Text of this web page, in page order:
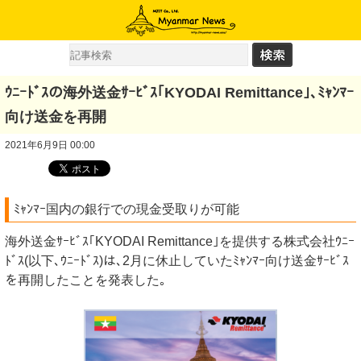
ｳﾆｰﾄﾞｽの海外送金ｻｰﾋﾞｽ｢KYODAI Remittance｣､ﾐｬﾝﾏｰ
向け送金を再開
2021年6月9日 00:00
ﾐｬﾝﾏｰ国内の銀行での現金受取りが可能
海外送金ｻｰﾋﾞｽ｢KYODAI Remittance｣を提供する株式会社ｳﾆｰ
ﾄﾞｽ(以下､ｳﾆｰﾄﾞｽ)は､2月に休止していたﾐｬﾝﾏｰ向け送金ｻｰﾋﾞｽ
を再開したことを発表した｡